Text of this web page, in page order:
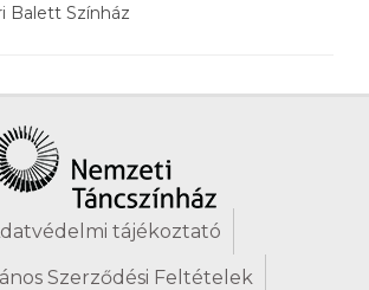
Balett Színház
tájékoztató
Szerződési Feltételek